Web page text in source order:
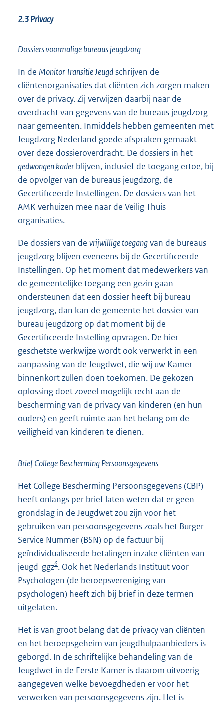
2.3 Privacy
Dossiers voormalige bureaus jeugdzorg
In de Monitor Transitie Jeugdschrijven de
cliëntenorganisaties dat cliënten zich zorgen maken
over de privacy. Zij verwijzen daarbij naar de
overdracht van gegevens van de bureaus jeugdzorg
naar gemeenten. Inmiddels hebben gemeenten met
Jeugdzorg Nederland goede afspraken gemaakt
over deze dossieroverdracht. De dossiers in het
gedwongen kaderblijven, inclusief de toegang ertoe, bij
de opvolger van de bureaus jeugdzorg, de
Gecertificeerde Instellingen. De dossiers van het
AMK verhuizen mee naar de Veilig Thuis-
organisaties.
De dossiers van de vrijwillige toegangvan de bureaus
jeugdzorg blijven eveneens bij de Gecertificeerde
Instellingen. Op het moment dat medewerkers van
de gemeentelijke toegang een gezin gaan
ondersteunen dat een dossier heeft bij bureau
jeugdzorg, dan kan de gemeente het dossier van
bureau jeugdzorg op dat moment bij de
Gecertificeerde Instelling opvragen. De hier
geschetste werkwijze wordt ook verwerkt in een
aanpassing van de Jeugdwet, die wij uw Kamer
binnenkort zullen doen toekomen. De gekozen
oplossing doet zoveel mogelijk recht aan de
bescherming van de privacy van kinderen (en hun
ouders) en geeft ruimte aan het belang om de
veiligheid van kinderen te dienen.
Brief College Bescherming Persoonsgegevens
Het College Bescherming Persoonsgegevens (CBP)
heeft onlangs per brief laten weten dat er geen
grondslag in de Jeugdwet zou zijn voor het
gebruiken van persoonsgegevens zoals het Burger
Service Nummer (BSN) op de factuur bij
geïndividualiseerde betalingen inzake cliënten van
jeugd-ggz6. Ook het Nederlands Instituut voor
Psychologen (de beroepsvereniging van
psychologen) heeft zich bij brief in deze termen
uitgelaten.
Het is van groot belang dat de privacy van cliënten
en het beroepsgeheim van jeugdhulpaanbieders is
geborgd. In de schriftelijke behandeling van de
Jeugdwet in de Eerste Kamer is daarom uitvoerig
aangegeven welke bevoegdheden er voor het
verwerken van persoonsgegevens zijn. Het is